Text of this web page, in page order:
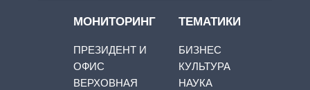
МОНИТОРИНГ
ПРЕЗИДЕНТ И
ОФИС
ВЕРХОВНАЯ
ТЕМАТИКИ
БИЗНЕС
КУЛЬТУРА
НАУКА